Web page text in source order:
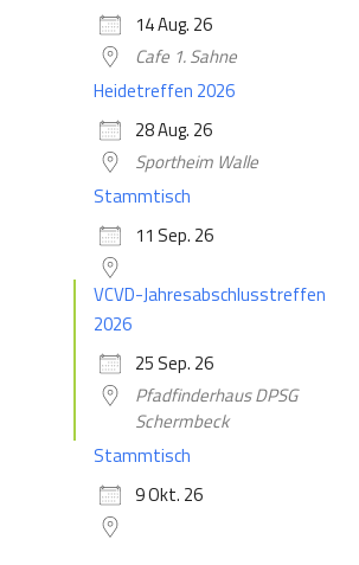
14 Aug. 26
Cafe 1. Sahne
Heidetreffen 2026
28 Aug. 26
Sportheim Walle
Stammtisch
11 Sep. 26
VCVD-Jahresabschlusstreffen
2026
25 Sep. 26
Pfadfinderhaus DPSG
Schermbeck
Stammtisch
9 Okt. 26